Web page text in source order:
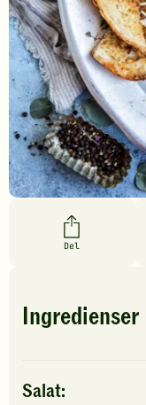
Del
Ingredienser
Salat: